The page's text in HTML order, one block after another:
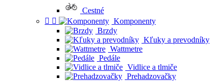
Cestné
 
Komponenty
Brzdy
Kľuky a prevodníky
Wattmetre
Pedále
Vidlice a tlmiče
Prehadzovačky